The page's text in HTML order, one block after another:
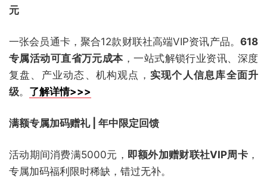
元
一张会员通卡，聚合12款财联社高端VIP资讯产品。 618
专属活动可直省万元成本，一站式解锁行业资讯、深度
复盘、产业动态、机构观点， 实现个人信息库全面升
级。 了解详情>>>
满额专属加码赠礼 | 年中限定回馈
活动期间消费满5000元， 即额外加赠财联社VIP周卡 ，
专属加码福利限时稀缺，错过无补。